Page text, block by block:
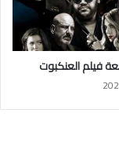
فيلم العنكبوت